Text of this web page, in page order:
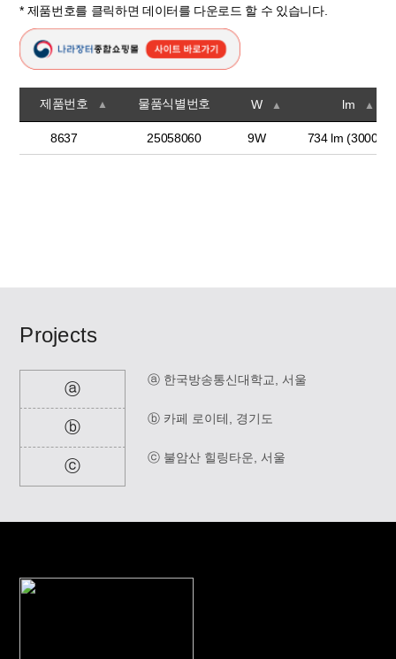
* 제품번호를 클릭하면 데이터를 다운로드 할 수 있습니다.
제품번호 ▲ 물품식별번호 W ▲ lm ▲
8637 25058060 9W 734 lm (3000K)
Projects
ⓐ
ⓐ 한국방송통신대학교, 서울
ⓑ ⓑ 카페 로이테, 경기도
ⓒ ⓒ 불암산 힐링타운, 서울